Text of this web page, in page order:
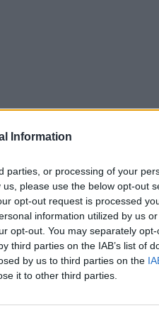
Information
parties, or processing of your
please use the below opt-out
opt-out request is processed
information utilized by us
opt-out. You may separately
third parties on the IAB’s list of
by us to third parties on the
it to other third parties.